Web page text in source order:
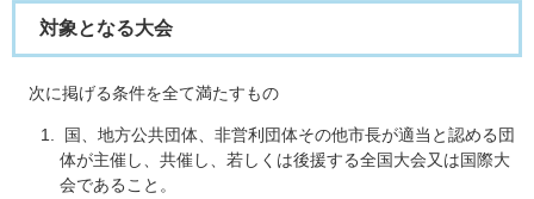
対象となる大会
次に掲げる条件を全て満たすもの
国、地方公共団体、非営利団体その他市長が適当と認める団
体が主催し、共催し、若しくは後援する全国大会又は国際大
会であること。